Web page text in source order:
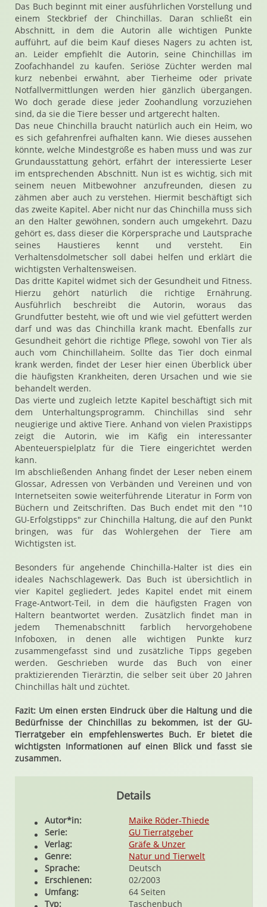
Das Buch beginnt mit einer ausführlichen Vorstellung und
einem Steckbrief der Chinchillas. Daran schließt ein
Abschnitt, in dem die Autorin alle wichtigen Punkte
aufführt, auf die beim Kauf dieses Nagers zu achten ist,
an. Leider empfiehlt die Autorin, seine Chinchillas im
Zoofachhandel zu kaufen. Seriöse Züchter werden mal
kurz nebenbei erwähnt, aber Tierheime oder private
Notfallvermittlungen werden hier gänzlich übergangen.
Wo doch gerade diese jeder Zoohandlung vorzuziehen
sind, da sie die Tiere besser und artgerecht halten.
Das neue Chinchilla braucht natürlich auch ein Heim, wo
es sich gefahrenfrei aufhalten kann. Wie dieses aussehen
könnte, welche Mindestgröße es haben muss und was zur
Grundausstattung gehört, erfährt der interessierte Leser
im entsprechenden Abschnitt. Nun ist es wichtig, sich mit
seinem neuen Mitbewohner anzufreunden, diesen zu
zähmen aber auch zu verstehen. Hiermit beschäftigt sich
das zweite Kapitel. Aber nicht nur das Chinchilla muss sich
an den Halter gewöhnen, sondern auch umgekehrt. Dazu
gehört es, dass dieser die Körpersprache und Lautsprache
seines Haustieres kennt und versteht. Ein
Verhaltensdolmetscher soll dabei helfen und erklärt die
wichtigsten Verhaltensweisen.
Das dritte Kapitel widmet sich der Gesundheit und Fitness.
Hierzu gehört natürlich die richtige Ernährung.
Ausführlich beschreibt die Autorin, woraus das
Grundfutter besteht, wie oft und wie viel gefüttert werden
darf und was das Chinchilla krank macht. Ebenfalls zur
Gesundheit gehört die richtige Pflege, sowohl von Tier als
auch vom Chinchillaheim. Sollte das Tier doch einmal
krank werden, findet der Leser hier einen Überblick über
die häufigsten Krankheiten, deren Ursachen und wie sie
behandelt werden.
Das vierte und zugleich letzte Kapitel beschäftigt sich mit
dem Unterhaltungsprogramm. Chinchillas sind sehr
neugierige und aktive Tiere. Anhand von vielen Praxistipps
zeigt die Autorin, wie im Käfig ein interessanter
Abenteuerspielplatz für die Tiere eingerichtet werden
kann.
Im abschließenden Anhang findet der Leser neben einem
Glossar, Adressen von Verbänden und Vereinen und von
Internetseiten sowie weiterführende Literatur in Form von
Büchern und Zeitschriften. Das Buch endet mit den "10
GU-Erfolgstipps" zur Chinchilla Haltung, die auf den Punkt
bringen, was für das Wohlergehen der Tiere am
Wichtigsten ist.
Besonders für angehende Chinchilla-Halter ist dies ein
ideales Nachschlagewerk. Das Buch ist übersichtlich in
vier Kapitel gegliedert. Jedes Kapitel endet mit einem
Frage-Antwort-Teil, in dem die häufigsten Fragen von
Haltern beantwortet werden. Zusätzlich findet man in
jedem Themenabschnitt farblich hervorgehobene
Infoboxen, in denen alle wichtigen Punkte kurz
zusammengefasst sind und zusätzliche Tipps gegeben
werden. Geschrieben wurde das Buch von einer
praktizierenden Tierärztin, die selber seit über 20 Jahren
Chinchillas hält und züchtet.
Fazit: Um einen ersten Eindruck über die Haltung und die
Bedürfnisse der Chinchillas zu bekommen, ist der GU-
Tierratgeber ein empfehlenswertes Buch. Er bietet die
wichtigsten Informationen auf einen Blick und fasst sie
zusammen.
Details
Autor*in:
Maike Röder-Thiede
Serie:
GU Tierratgeber
Verlag:
Gräfe & Unzer
Genre:
Natur und Tierwelt
Sprache:
Deutsch
Erschienen:
02/2003
Umfang:
64 Seiten
Typ:
Taschenbuch